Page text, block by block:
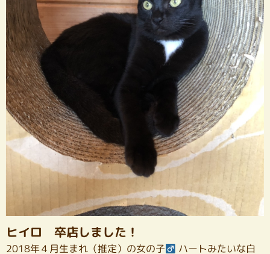
ヒイロ 卒店しました！
2018年４月生まれ（推定）の女の子 ハートみたいな白